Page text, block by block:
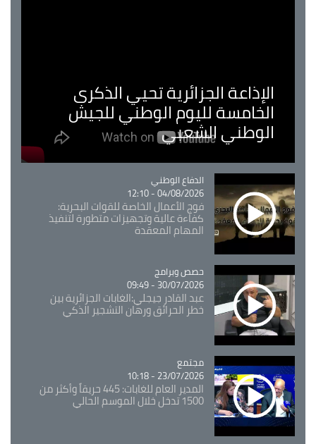
الإذاعة الجزائرية تحيي الذكرى
الخامسة لليوم الوطني للجيش
الوطني الشعبي
Catégorie
الدفاع الوطني
04/08/2026 - 12:10
فوج الأعمال الخاصة للقوات البحرية:
كفاءة عالية وتجهيزات متطورة لتنفيذ
المهام المعقدة
Catégorie
حصص وبرامج
30/07/2026 - 09:49
عبد القادر جيجلي:الغابات الجزائرية بين
خطر الحرائق ورهان التشجير الذكي
Catégorie
مجتمع
23/07/2026 - 10:18
المدير العام للغابات: 445 حريقاً وأكثر من
1500 تدخل خلال الموسم الحالي